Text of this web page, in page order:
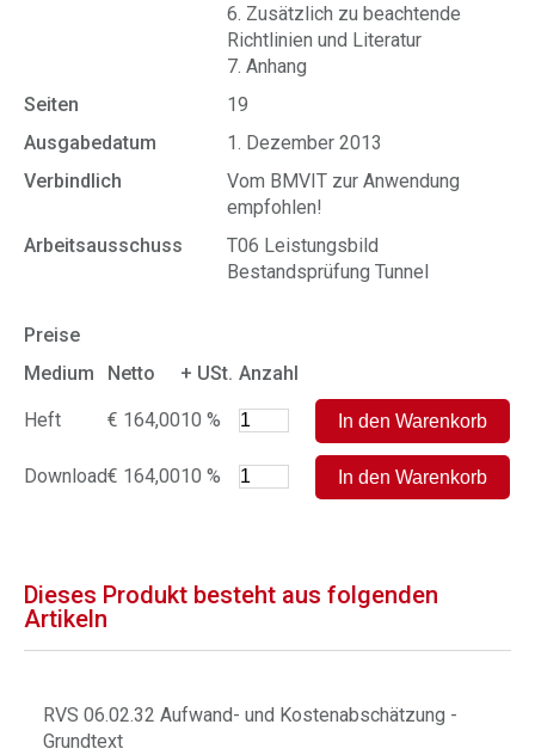
6. Zusätzlich zu beachtende
Richtlinien und Literatur
7. Anhang
Seiten
19
Ausgabedatum
1. Dezember 2013
Verbindlich
Vom BMVIT zur Anwendung
empfohlen!
Arbeitsausschuss
T06 Leistungsbild
Bestandsprüfung Tunnel
Preise
Medium
Netto + USt. Anzahl
Heft € 164,0010 %
Download€ 164,0010 %
Dieses Produkt besteht aus folgenden
Artikeln
RVS 06.02.32 Aufwand- und Kostenabschätzung -
Grundtext